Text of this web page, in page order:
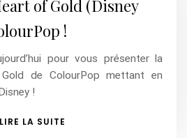
of Gold (Disney
!
pour vous présenter la
de ColourPop mettant en
!
LIRE LA SUITE